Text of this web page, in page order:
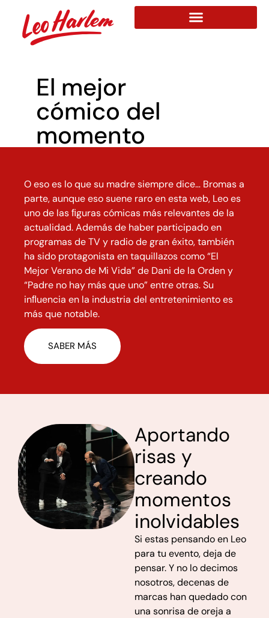
El mejor
cómico del
momento
O eso es lo que su madre siempre dice… Bromas a
parte, aunque eso suene raro en esta web, Leo es
uno de las ﬁguras cómicas más relevantes de la
actualidad. Además de haber participado en
programas de TV y radio de gran éxito, también
ha sido protagonista en taquillazos como “El
MejorVerano de Mi Vida” de Dani de la Orden y
“Padre no hay más que uno” entre otras. Su
inﬂuencia en la industria del entretenimiento es
más que notable.
SABER MÁS
Aportando
risas y
creando
momentos
inolvidables
Si estas pensando en Leo
para tu evento, deja de
pensar.Y no lo decimos
nosotros, decenas de
marcas han quedadocon
una sonrisa de oreja a